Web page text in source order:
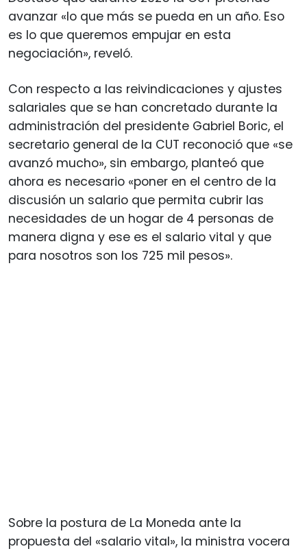
avanzar «lo que más se pueda en un año. Eso
es lo que queremos empujar en esta
negociación», reveló.
Con respecto a las reivindicaciones y ajustes
salariales que se han concretado durante la
administración del presidente Gabriel Boric, el
secretario general de la CUT reconoció que «se
avanzó mucho», sin embargo, planteó que
ahora es necesario «poner en el centro de la
discusión un salario que permita cubrir las
necesidades de un hogar de 4 personas de
manera digna y ese es el salario vital y que
para nosotros son los 725 mil pesos».
Sobre la postura de La Moneda ante la
propuesta del «salario vital», la ministra vocera